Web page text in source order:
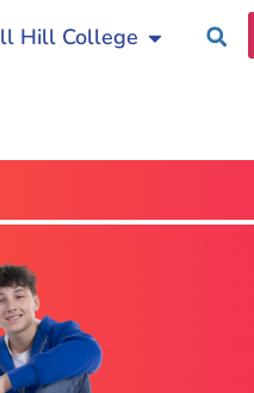
Hill College